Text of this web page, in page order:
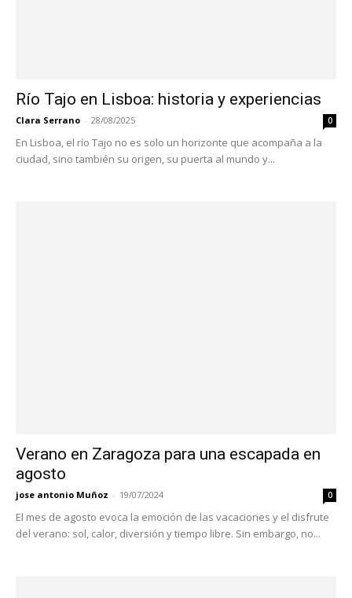
Río Tajo en Lisboa: historia y experiencias
Clara Serrano - 28/08/2025 0
En Lisboa, el río Tajo no es solo un horizonte que acompaña a la
ciudad, sino también su origen, su puerta al mundo y...
Verano en Zaragoza para una escapada en
agosto
jose antonio Muñoz - 19/07/2024 0
El mes de agosto evoca la emoción de las vacaciones y el disfrute
del verano: sol, calor, diversión y tiempo libre. Sin embargo, no...